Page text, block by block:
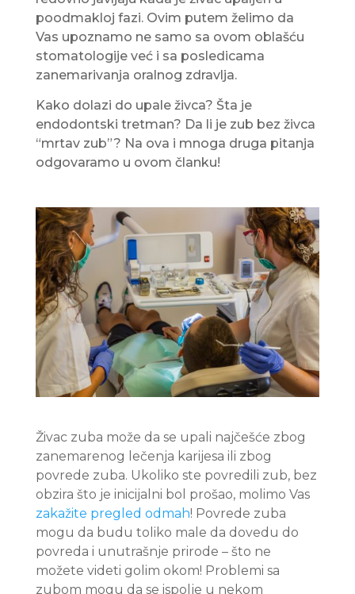
poodmakloj fazi. Ovim putem želimo da
Vas upoznamo ne samo sa ovom oblašću
stomatologije već i sa posledicama
zanemarivanja oralnog zdravlja.
Kako dolazi do upale živca? Šta je
endodontski tretman? Da li je zub bez živca
“mrtav zub”? Na ova i mnoga druga pitanja
odgovaramo u ovom članku!
Živac zuba može da se upali najčešće zbog
zanemarenog lečenja karijesa ili zbog
povrede zuba. Ukoliko ste povredili zub, bez
obzira što je inicijalni bol prošao, molimo Vas
zakažite pregled odmah! Povrede zuba
mogu da budu toliko male da dovedu do
povreda i unutrašnje prirode – što ne
možete videti golim okom! Problemi sa
zubom mogu da se ispolje u nekom